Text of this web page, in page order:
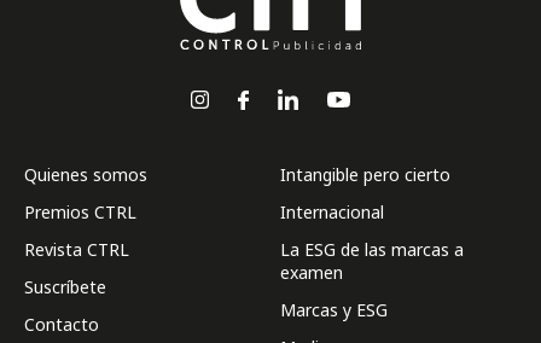
Quienes somos
Premios CTRL
Revista CTRL
Suscríbete
Contacto
Intangible pero cierto
Internacional
La ESG de las marcas a
examen
Marcas y ESG